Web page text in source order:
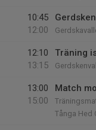
10:45
12:00
12:10
13:15
Träning
13:00
15:00
Match
Tånga Hed